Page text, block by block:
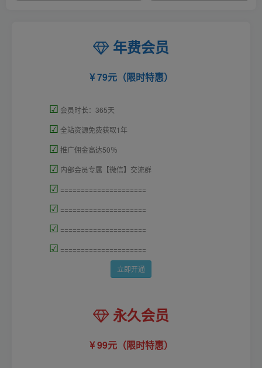
年费会员
79元（限时特惠）
☑ 会员时长：365天
☑ 全站资源免费获取1年
☑ 推广佣金高达50％
☑ 内部会员专属【微信】交流群
☑ =====================
☑ =====================
☑ =====================
☑ =====================
立即开通
永久会员
99元（限时特惠）